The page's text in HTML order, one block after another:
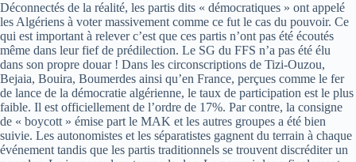
Déconnectés de la réalité, les partis dits « démocratiques » ont appelé
les Algériens à voter massivement comme ce fut le cas du pouvoir. Ce
qui est important à relever c’est que ces partis n’ont pas été écoutés
même dans leur fief de prédilection. Le SG du FFS n’a pas été élu
dans son propre douar ! Dans les circonscriptions de Tizi-Ouzou,
Bejaia, Bouira, Boumerdes ainsi qu’en France, perçues comme le fer
de lance de la démocratie algérienne, le taux de participation est le plus
faible. Il est officiellement de l’ordre de 17%. Par contre, la consigne
de « boycott » émise part le MAK et les autres groupes a été bien
suivie. Les autonomistes et les séparatistes gagnent du terrain à chaque
événement tandis que les partis traditionnels se trouvent discréditer un